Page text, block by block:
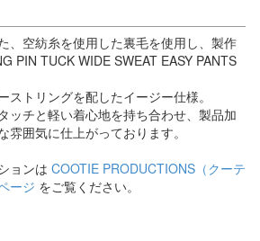
、空紡糸を使用した裏毛を使用し、製作
PIN TUCK WIDE SWEAT EASY PANTS
ストリングを配したイージー仕様。
ッチと軽い着心地を持ち合わせ、製品加
雰囲気に仕上がっております。
ョンは COOTIE PRODUCTIONS（クーテ
ージ をご覧ください。